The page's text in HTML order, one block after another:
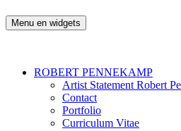
naar
Robert Pennekamp
Menu en widgets
ROBERT PENNEKAMP
Artist Statement Robert
Contact
Portfolio
Curriculum Vitae